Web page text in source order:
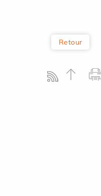
Retour